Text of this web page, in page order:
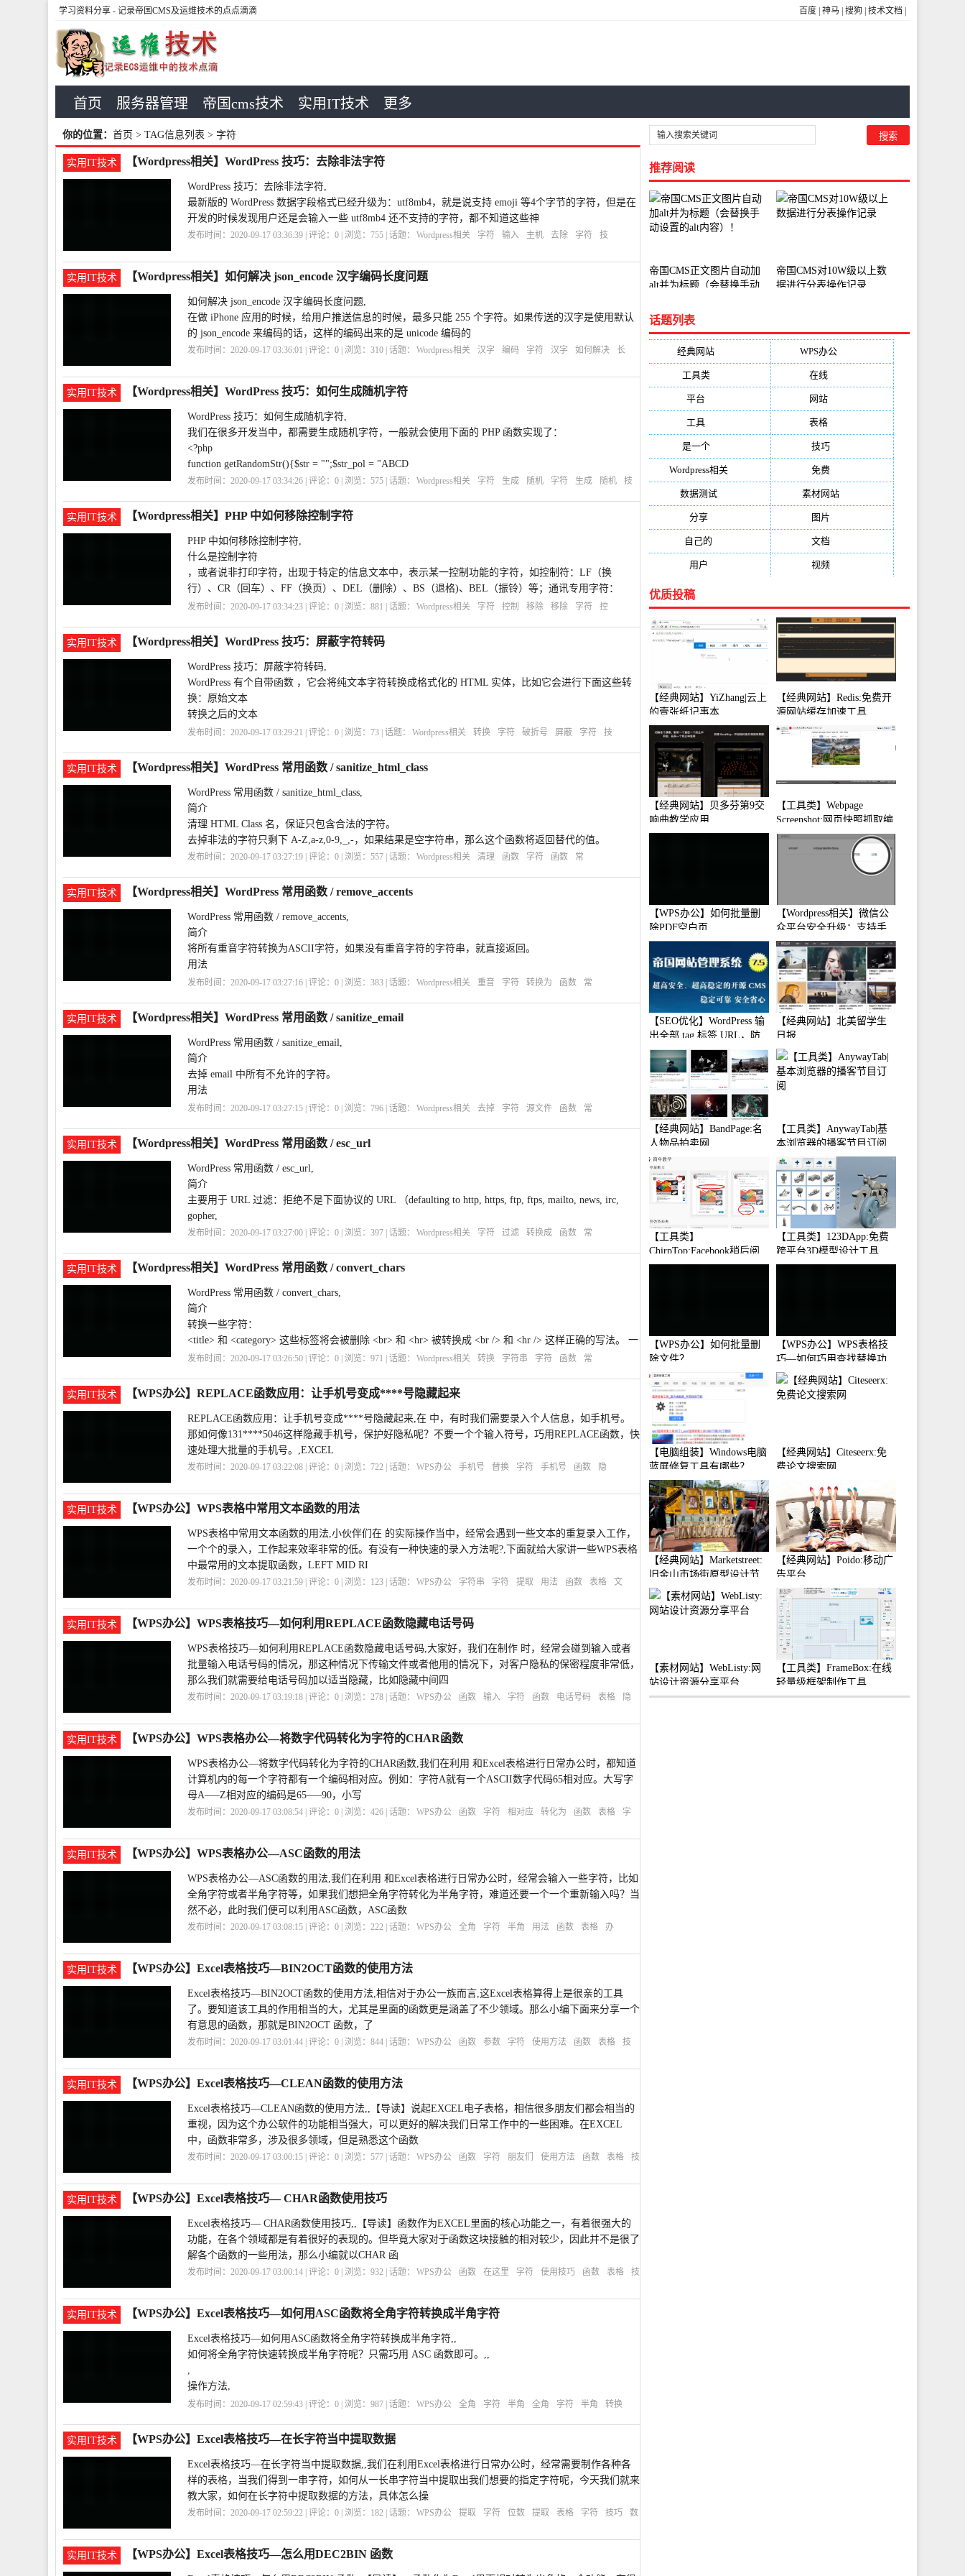
百度 神马 搜狗 技术文档
学习资料分享 - 记录帝国CMS及运维技术的点点滴滴
首页 服务器管理 帝国cms技术 实用IT技术 更多
你的位置： 首页 > TAG信息列表 > 字符
实用IT技术 【Wordpress相关】WordPress 技巧：去除非法字符
WordPress 技巧：去除非法字符,
最新版的 WordPress 数据字段格式已经升级为：utf8mb4，就是说支持 emoji 等4个字节的字符，但是在
开发的时候发现用户还是会输入一些 utf8mb4 还不支持的字符，都不知道这些神
发布时间：2020-09-17 03:36:39 | 评论：0 | 浏览： 755 | 话题： Wordpress相关 字符 输入 主机 去除 字符
技
实用IT技术 【Wordpress相关】如何解决 json_encode 汉字编码长度问题
如何解决 json_encode 汉字编码长度问题,
在做 iPhone 应用的时候，给用户推送信息的时候，最多只能 255 个字符。如果传送的汉字是使用默认
的 json_encode 来编码的话，这样的编码出来的是 unicode 编码的
发布时间：2020-09-17 03:36:01 | 评论：0 | 浏览：310 | 话题： Wordpress相关 汉字 编码 字符 汉字 如何解决
长
实用IT技术 【Wordpress相关】WordPress 技巧：如何生成随机字符
WordPress 技巧：如何生成随机字符,
我们在很多开发当中，都需要生成随机字符，一般就会使用下面的 PHP 函数实现了：
<?php
function getRandomStr(){$str = "";$str_pol = "ABCD
发布时间：2020-09-17 03:34:26 | 评论：0 | 浏览：575 | 话题： Wordpress相关 字符 生成 随机 字符 生成 随机
技
巧
WordPress
实用IT技术 【Wordpress相关】PHP 中如何移除控制字符
PHP 中如何移除控制字符,
什么是控制字符
，或者说非打印字符，出现于特定的信息文本中，表示某一控制功能的字符，如控制符：LF（换
行）、CR（回车）、FF（换页）、DEL（删除）、BS（退格)、BEL（振铃）等；通讯专用字符：
SOH（文头
发布时间：2020-09-17 03:34:23 | 评论：0 | 浏览：881 | 话题： Wordpress相关 字符 控制 移除 移除 字符
控
制
PHP
实用IT技术 【Wordpress相关】WordPress 技巧：屏蔽字符转码
WordPress 技巧：屏蔽字符转码,
WordPress 有个自带函数 ，它会将纯文本字符转换成格式化的 HTML 实体，比如它会进行下面这些转
换：原始文本
转换之后的文本
符号名称
em-dash | 破折号
em-das
发布时间：2020-09-17 03:29:21 | 评论：0 | 浏览： 73 | 话题： Wordpress相关 转换 字符 破折号 屏蔽 字符
技
巧
WordPress
实用IT技术 【Wordpress相关】WordPress 常用函数 / sanitize_html_class
WordPress 常用函数 / sanitize_html_class,
简介
清理 HTML Class 名，保证只包含合法的字符。
去掉非法的字符只剩下 A-Z,a-z,0-9,_,-，如果结果是空字符串，那么这个函数将返回替代的值。
发布时间：2020-09-17 03:27:19 | 评论：0 | 浏览：557 | 话题： Wordpress相关 清理 函数 字符 函数
常
用
WordPress sanitize_html_class
实用IT技术 【Wordpress相关】WordPress 常用函数 / remove_accents
WordPress 常用函数 / remove_accents,
简介
将所有重音字符转换为ASCII字符，如果没有重音字符的字符串，就直接返回。
用法
<?php remove_accents( $string ) ?>
$stri
发布时间：2020-09-17 03:27:16 | 评论：0 | 浏览：383 | 话题： Wordpress相关 重音 字符 转换为 函数
常
用
WordPress remove_accents
实用IT技术 【Wordpress相关】WordPress 常用函数 / sanitize_email
WordPress 常用函数 / sanitize_email,
简介
去掉 email 中所有不允许的字符。
用法
<?php sanitize_email( $email ) ?>
$email (string) (require
发布时间：2020-09-17 03:27:15 | 评论：0 | 浏览： 796 | 话题： Wordpress相关 去掉 字符 源文件 函数
常
用
WordPress sanitize_email
实用IT技术 【Wordpress相关】WordPress 常用函数 / esc_url
WordPress 常用函数 / esc_url,
简介
主要用于 URL 过滤：拒绝不是下面协议的 URL （defaulting to http, https, ftp, ftps, mailto, news, irc,
gopher,
发布时间：2020-09-17 03:27:00 | 评论：0 | 浏览：397 | 话题： Wordpress相关 字符 过滤 转换成 函数
常
用
WordPress esc_url
实用IT技术 【Wordpress相关】WordPress 常用函数 / convert_chars
WordPress 常用函数 / convert_chars,
简介
转换一些字符：
<title> 和 <category> 这些标签将会被删除 <br> 和 <hr> 被转换成 <br /> 和 <hr /> 这样正确的写法。 一
些 U
发布时间：2020-09-17 03:26:50 | 评论：0 | 浏览：971 | 话题： Wordpress相关 转换 字符串 字符 函数
常
用
WordPress convert_chars
实用IT技术 【WPS办公】REPLACE函数应用：让手机号变成****号隐藏起来
REPLACE函数应用：让手机号变成****号隐藏起来,在 中，有时我们需要录入个人信息，如手机号。
那如何像131****5046这样隐藏手机号，保护好隐私呢？不要一个个输入符号，巧用REPLACE函数，快
速处理大批量的手机号。,EXCEL
发布时间：2020-09-17 03:22:08 | 评论：0 | 浏览： 722 | 话题： WPS办公 手机号 替换 字符 手机号 函数
隐
实用IT技术 【WPS办公】WPS表格中常用文本函数的用法
WPS表格中常用文本函数的用法,小伙伴们在 的实际操作当中，经常会遇到一些文本的重复录入工作，
一个个的录入，工作起来效率非常的低。有没有一种快速的录入方法呢?,下面就给大家讲一些WPS表格
中最常用的文本提取函数，LEFT MID RI
发布时间：2020-09-17 03:21:59 | 评论：0 | 浏览： 123 | 话题： WPS办公 字符串 字符 提取 用法 函数 表格
文
实用IT技术 【WPS办公】WPS表格技巧—如何利用REPLACE函数隐藏电话号码
WPS表格技巧—如何利用REPLACE函数隐藏电话号码,大家好，我们在制作 时，经常会碰到输入或者
批量输入电话号码的情况，那这种情况下传输文件或者他用的情况下，对客户隐私的保密程度非常低，
那么我们就需要给电话号码加以适当隐藏，比如隐藏中间四
发布时间：2020-09-17 03:19:18 | 评论：0 | 浏览：278 | 话题： WPS办公 函数 输入 字符 函数 电话号码 表格
隐
实用IT技术 【WPS办公】WPS表格办公—将数字代码转化为字符的CHAR函数
WPS表格办公—将数字代码转化为字符的CHAR函数,我们在利用 和Excel表格进行日常办公时，都知道
计算机内的每一个字符都有一个编码相对应。例如：字符A就有一个ASCII数字代码65相对应。大写字
母A—–Z相对应的编码是65—–90，小写
发布时间：2020-09-17 03:08:54 | 评论：0 | 浏览：426 | 话题： WPS办公 函数 字符 相对应 转化为 函数 表格
字
实用IT技术 【WPS办公】WPS表格办公—ASC函数的用法
WPS表格办公—ASC函数的用法,我们在利用 和Excel表格进行日常办公时，经常会输入一些字符，比如
全角字符或者半角字符等，如果我们想把全角字符转化为半角字符，难道还要一个一个重新输入吗？当
然不必，此时我们便可以利用ASC函数，ASC函数
发布时间：2020-09-17 03:08:15 | 评论：0 | 浏览：222 | 话题： WPS办公 全角 字符 半角 用法 函数 表格
办
实用IT技术 【WPS办公】Excel表格技巧—BIN2OCT函数的使用方法
Excel表格技巧—BIN2OCT函数的使用方法,相信对于办公一族而言,这Excel表格算得上是很亲的工具
了。要知道该工具的作用相当的大，尤其是里面的函数更是涵盖了不少领域。那么小编下面来分享一个
有意思的函数，那就是BIN2OCT 函数，了
发布时间：2020-09-17 03:01:44 | 评论：0 | 浏览：844 | 话题： WPS办公 函数 参数 字符 使用方法 函数 表格
技
实用IT技术 【WPS办公】Excel表格技巧—CLEAN函数的使用方法
Excel表格技巧—CLEAN函数的使用方法,,【导读】说起EXCEL电子表格，相信很多朋友们都会相当的
重视，因为这个办公软件的功能相当强大，可以更好的解决我们日常工作中的一些困难。在EXCEL
中，函数非常多，涉及很多领域，但是熟悉这个函数
发布时间：2020-09-17 03:00:15 | 评论：0 | 浏览：577 | 话题： WPS办公 函数 字符 朋友们 使用方法 函数 表格
技
实用IT技术 【WPS办公】Excel表格技巧— CHAR函数使用技巧
Excel表格技巧— CHAR函数使用技巧,,【导读】函数作为EXCEL里面的核心功能之一，有着很强大的
功能，在各个领域都是有着很好的表现的。但毕竟大家对于函数这块接触的相对较少，因此并不是很了
解各个函数的一些用法，那么小编就以CHAR 函
发布时间：2020-09-17 03:00:14 | 评论：0 | 浏览：932 | 话题： WPS办公 函数 在这里 字符 使用技巧 函数 表格
技
实用IT技术 【WPS办公】Excel表格技巧—如何用ASC函数将全角字符转换成半角字符
Excel表格技巧—如何用ASC函数将全角字符转换成半角字符,,
如何将全角字符快速转换成半角字符呢？只需巧用 ASC 函数即可。,,
,
操作方法,
在字符串中选中A2填入，然后点击确定，就能看到符号转换完成了。,,
这样就能批量将全
发布时间：2020-09-17 02:59:43 | 评论：0 | 浏览：987 | 话题： WPS办公 全角 字符 半角 全角 字符 半角
转换
成
如何用
实用IT技术 【WPS办公】Excel表格技巧—在长字符当中提取数据
Excel表格技巧—在长字符当中提取数据,,我们在利用Excel表格进行日常办公时，经常需要制作各种各
样的表格，当我们得到一串字符，如何从一长串字符当中提取出我们想要的指定字符呢，今天我们就来
教大家，如何在长字符中提取数据的方法，具体怎么操
发布时间：2020-09-17 02:59:22 | 评论：0 | 浏览： 182 | 话题： WPS办公 提取 字符 位数 提取 表格 字符 技巧
数
实用IT技术 【WPS办公】Excel表格技巧—怎么用DEC2BIN 函数
推荐阅读
帝国CMS正文图片自动加
alt并为标题（会替换手动
帝国CMS对10W级以上数
据进行分表操作记录
话题列表
经典网站 WPS办公(2513)
工具类(1994) 在线(1987)
平台 网站(1170)
工具 表格(1052)
是一个(1026) 技巧
Wordpress相关(851) 免费
数据测试(788) 素材网站
分享(676) 图片
自己的 文档
用户 视频
优质投稿
【经典网站】YiZhang|云上
的壹张纸记事本
【经典网站】Redis:免费开
源网站缓存加速工具
【经典网站】贝多芬第9交
响曲教学应用
【工具类】Webpage
Screenshot:网页快照抓取编
辑工具
【WPS办公】如何批量删
除PDF空白页
【Wordpress相关】微信公
众平台安全升级：支持手
机保护
【SEO优化】WordPress 输
出全部 tag 标签 URL，防
止中文转码
【经典网站】北美留学生
日报
【经典网站】BandPage:名
人物品拍卖网
【工具类】AnywayTab|基
本浏览器的播客节目订阅
【工具类】
ChirpTop:Facebook稍后阅
读工具
【工具类】123DApp:免费
跨平台3D模型设计工具
【WPS办公】如何批量删
除文件？
【WPS办公】WPS表格技
巧—如何巧用查找替换功
能
【电脑组装】Windows电脑
蓝屏修复工具有哪些？
【经典网站】Citeseerx:免
费论文搜索网
【经典网站】Marketstreet:
旧金山市场街原型设计节
【经典网站】Poido:移动广
告平台
【素材网站】WebListy:网
站设计资源分享平台
【工具类】FrameBox:在线
轻量级框架制作工具